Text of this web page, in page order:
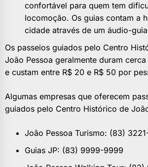
confortável para quem tem
locomoção. Os guias contam a
cidade através de um áudio-
Os passeios guiados pelo Centro
João Pessoa geralmente duram
e custam entre R$ 20 e R$ 50 por
Algumas empresas que oferecem
guiados pelo Centro Histórico de
João Pessoa Turismo: (83)
Guias JP: (83) 9999-9999